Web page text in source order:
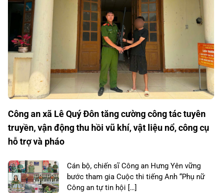
Công an xã Lê Quý Đôn tăng cường công tác tuyên
truyền, vận động thu hồi vũ khí, vật liệu nổ, công cụ
hỗ trợ và pháo
Cán bộ, chiến sĩ Công an Hưng Yên vững
bước tham gia Cuộc thi tiếng Anh “Phụ nữ
Công an tự tin hội […]